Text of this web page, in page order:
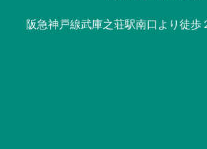
阪急神戸線武庫之荘駅南口より徒歩